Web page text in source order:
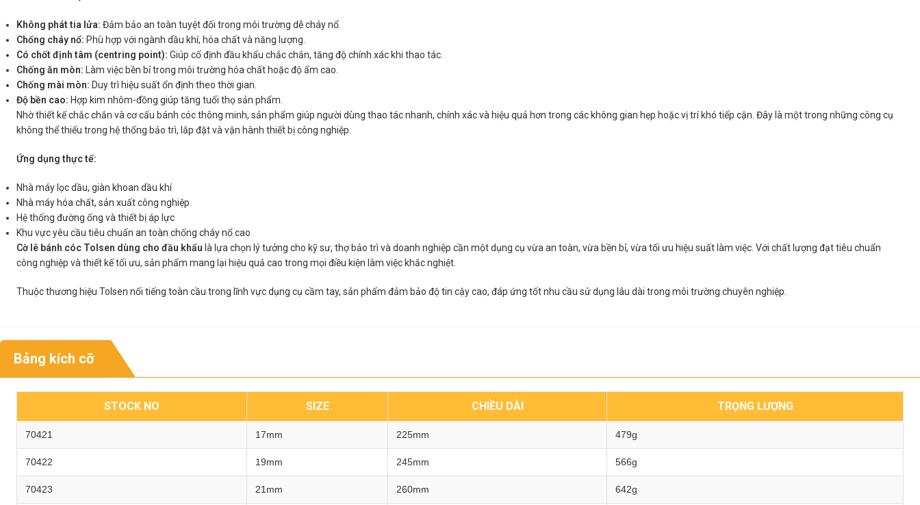
Không phát tia lửa: Đảm bảo an toàn tuyệt đối trong môi trường dễ cháy nổ.
Chống cháy nổ: Phù hợp với ngành dầu khí, hóa chất và năng lượng.
Có chốt định tâm (centring point): Giúp cố định đầu khẩu chắc chắn, tăng độ chính xác khi thao tác.
Chống ăn mòn: Làm việc bền bỉ trong môi trường hóa chất hoặc độ ẩm cao.
Chống mài mòn: Duy trì hiệu suất ổn định theo thời gian.
Độ bền cao: Hợp kim nhôm-đồng giúp tăng tuổi thọ sản phẩm.
Nhờ thiết kế chắc chắn và cơ cấu bánh cóc thông minh, sản phẩm giúp người dùng thao tác nhanh, chính xác và hiệu quả hơn trong các không gian hẹp hoặc vị trí khó tiếp cận. Đây là một trong những công cụ
không thể thiếu trong hệ thống bảo trì, lắp đặt và vận hành thiết bị công nghiệp.
Ứng dụng thực tế:
Nhà máy lọc dầu, giàn khoan dầu khí
Nhà máy hóa chất, sản xuất công nghiệp
Hệ thống đường ống và thiết bị áp lực
Khu vực yêu cầu tiêu chuẩn an toàn chống cháy nổ cao
Cờ lê bánh cóc Tolsen dùng cho đầu khẩu là lựa chọn lý tưởng cho kỹ sư, thợ bảo trì và doanh nghiệp cần một dụng cụ vừa an toàn, vừa bền bỉ, vừa tối ưu hiệu suất làm việc. Với chất lượng đạt tiêu chuẩn
công nghiệp và thiết kế tối ưu, sản phẩm mang lại hiệu quả cao trong mọi điều kiện làm việc khắc nghiệt.
Thuộc thương hiệu Tolsen nổi tiếng toàn cầu trong lĩnh vực dụng cụ cầm tay, sản phẩm đảm bảo độ tin cậy cao, đáp ứng tốt nhu cầu sử dụng lâu dài trong môi trường chuyên nghiệp.
Bảng kích cỡ
STOCK NO SIZE CHIỀU DÀI TRỌNG LƯỢNG
70421 17mm 225mm 479g
70422 19mm 245mm 566g
70423 21mm 260mm 642g